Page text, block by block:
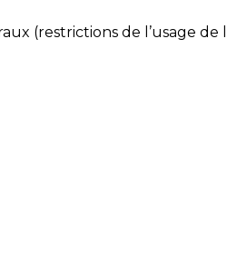
(restrictions de l’usage de